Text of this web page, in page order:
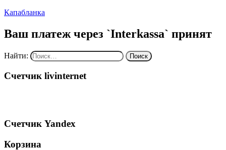
Капабланка
Ваш платеж через `Interkassa` принят
Найти:
Счетчик livinternet
Счетчик Yandex
Корзина